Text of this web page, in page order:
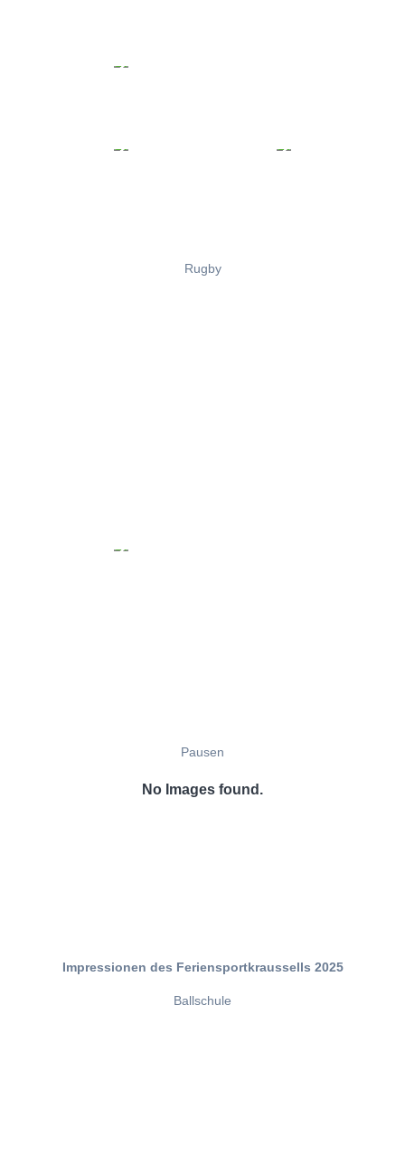
Rugby
Pausen
No Images found.
Impressionen des Feriensportkraussells 2025
Ballschule